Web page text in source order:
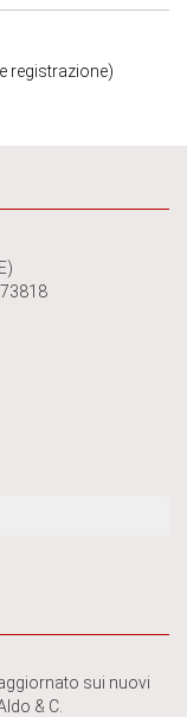
registrazione)
sui nuovi
& C.